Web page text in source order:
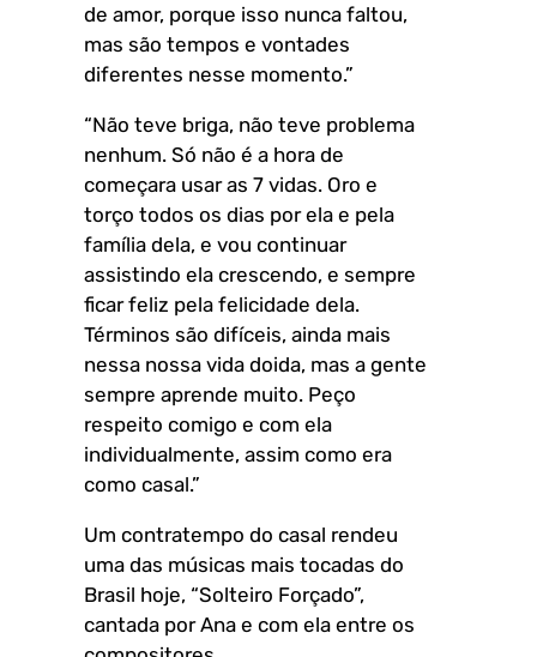
de amor, porque isso nunca faltou,
mas são tempos e vontades
diferentes nesse momento.”
“Não teve briga, não teve problema
nenhum. Só não é a hora de
começara usar as 7 vidas. Oro e
torço todos os dias por ela e pela
família dela, e vou continuar
assistindo ela crescendo, e sempre
ficar feliz pela felicidade dela.
Términos são difíceis, ainda mais
nessa nossa vida doida, mas a gente
sempre aprende muito. Peço
respeito comigo e com ela
individualmente, assim como era
como casal.”
Um contratempo do casal rendeu
uma das músicas mais tocadas do
Brasil hoje, “Solteiro Forçado”,
cantada por Ana e com ela entre os